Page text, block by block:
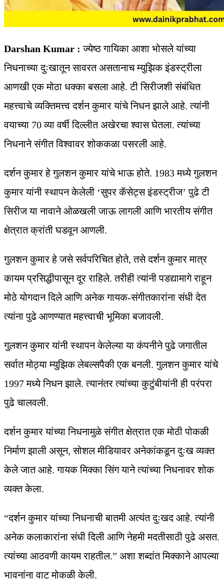
Darshan Kumar : ज्येष्ठ गायिका आशा भोसले यांच्या
निधनाच्या दुःखातून सावरत असतानाच म्युझिक इंडस्ट्रीला
आणखी एक मोठा धक्का बसला आहे. टी सिरीजशी संबंधित
महत्त्वाचे व्यक्तिमत्त्व दर्शन कुमार यांचे निधन झाले आहे. त्यांनी
वयाच्या 70 व्या वर्षी दिल्लीत अखेरचा श्वास घेतला. त्यांच्या
निधनाने संगीत विश्वावर शोककळा पसरली आहे.
दर्शन कुमार हे गुलशन कुमार यांचे भाऊ होते. 1983 मध्ये गुलशन
कुमार यांनी स्थापन केलेली ‘सुपर कॅसेट्स इंडस्ट्रीज’ पुढे टी
सिरीज या नावाने ओळखली जाऊ लागली आणि भारतीय संगीत
क्षेत्रात क्रांती घडवून आणली.
गुलशन कुमार हे जसे सर्वपरिचित होते, तसे दर्शन कुमार मात्र
कायम प्रसिद्धीपासून दूर राहिले. तरीही त्यांनी पडद्यामागे राहून
मोठे योगदान दिले आणि अनेक गायक-संगीतकारांना संधी देत
त्यांना पुढे आणण्यात महत्त्वाची भूमिका बजावली.
गुलशन कुमार यांनी स्थापन केलेल्या या कंपनीने पुढे जगातील
सर्वात मोठ्या म्युझिक लेबल्सपैकी एक बनली. गुलशन कुमार यांचे
1997 मध्ये निधन झाले. त्यानंतर त्यांच्या कुटुंबीयांनी ही परंपरा
पुढे चालवली.
दर्शन कुमार यांच्या निधनामुळे संगीत क्षेत्रात एक मोठी पोकळी
निर्माण झाली असून, सोशल मीडियावर अनेकांकडून दुःख व्यक्त
केले जात आहे. गायक मिक्का सिंग याने त्यांच्या निधनावर शोक
व्यक्त केला.
“दर्शन कुमार यांच्या निधनाची बातमी अत्यंत दुःखद आहे. त्यांनी
अनेक कलाकारांना संधी दिली आणि नेहमी मदतीसाठी पुढे असत.
त्यांच्या आठवणी कायम राहतील.” अशा शब्दांत मिक्काने आपल्या
भावनांना वाट मोकळी केली.